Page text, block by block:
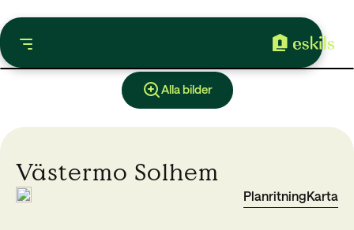
Alla bilder
Västermo Solhem
PlanritningKarta